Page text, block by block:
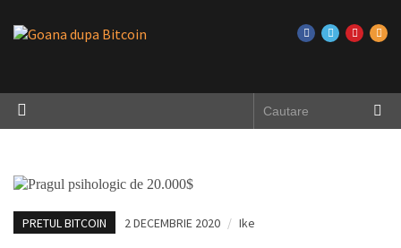
PRETUL BITCOIN 2 DECEMBRIE 2020 / Ike